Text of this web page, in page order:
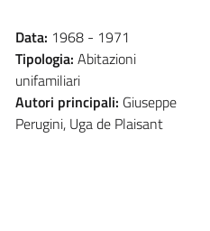
Data: 1968 - 1971
Tipologia: Abitazioni
unifamiliari
Autori principali:
Perugini, Uga de Plaisant